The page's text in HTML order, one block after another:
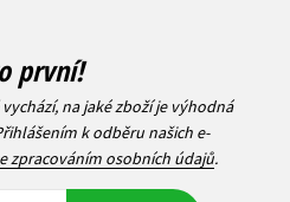
první!
na jaké zboží je výhodná
k odběru našich e-
zpracováním osobních údajů.